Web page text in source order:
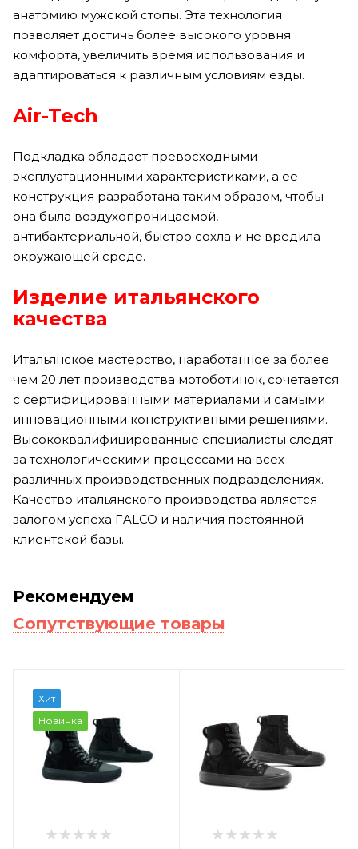
анатомию мужской стопы. Эта технология
позволяет достичь более высокого уровня
комфорта, увеличить время использования и
адаптироваться к различным условиям езды.
Air-Tech
Подкладка обладает превосходными
эксплуатационными характеристиками, а ее
конструкция разработана таким образом, чтобы
она была воздухопроницаемой,
антибактериальной, быстро сохла и не вредила
окружающей среде.
Изделие итальянского
качества
Итальянское мастерство, наработанное за более
чем 20 лет производства мотоботинок, сочетается
с сертифицированными материалами и самыми
инновационными конструктивными решениями.
Высококвалифицированные специалисты следят
за технологическими процессами на всех
различных производственных подразделениях.
Качество итальянского производства является
залогом успеха FALCO и наличия постоянной
клиентской базы.
Рекомендуем
Сопутствующие товары
Хит
Новинка